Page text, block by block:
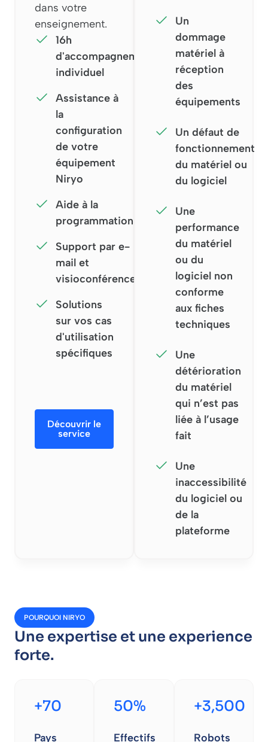
dans votre
enseignement.
16h
d'accompagnement
individuel
Assistance à
la
configuration
de votre
équipement
Niryo
Aide à la
programmation
Support par e-
mail et
visioconférence
Solutions
sur vos cas
d'utilisation
spécifiques
Découvrir le
service
Un
dommage
matériel à
réception
des
équipements
Un défaut de
fonctionnement
du matériel ou
du logiciel
Une
performance
du matériel
ou du
logiciel non
conforme
aux fiches
techniques
Une
détérioration
du matériel
qui n’est pas
liée à l’usage
fait
Une
inaccessibilité
du logiciel ou
de la
plateforme
POURQUOI NIRYO
Une expertise et une experience
forte.
+70
Pays
50%
Effectifs
+3,500
Robots